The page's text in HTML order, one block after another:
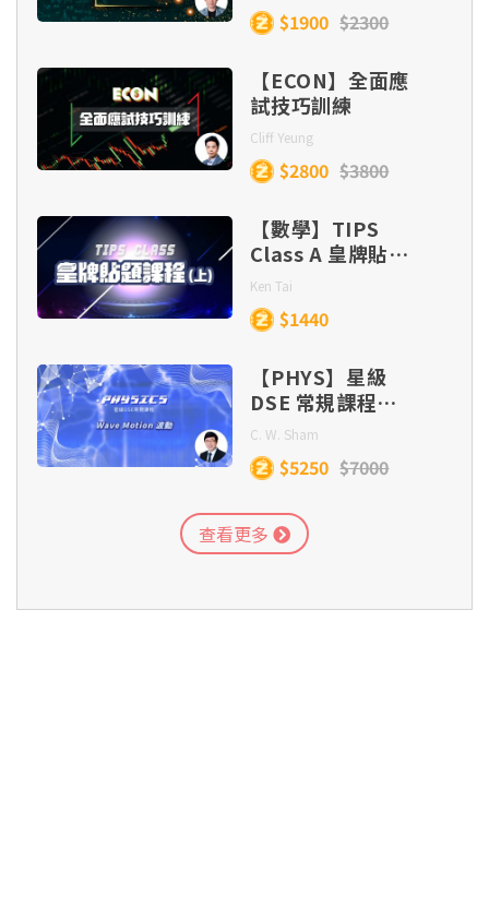
$1900 $2300
【ECON】全面應
試技巧訓練
Cliff Yeung
$2800 $3800
【數學】TIPS
Class A 皇牌貼題
課程 (目標
Lv.5/5*/5**)
Ken Tai
$1440
【PHYS】星級
DSE 常規課程
(Section C) –
Wave Motion
C. W. Sham
$5250 $7000
查看更多